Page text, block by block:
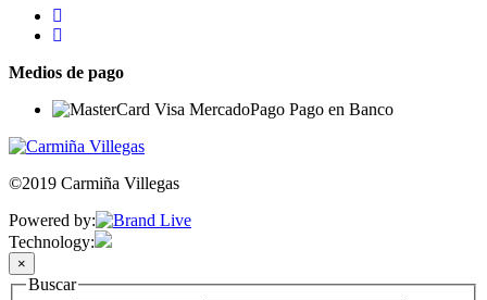
Medios de pago
©2019 Carmiña Villegas
Powered by:
Technology:
×
Buscar